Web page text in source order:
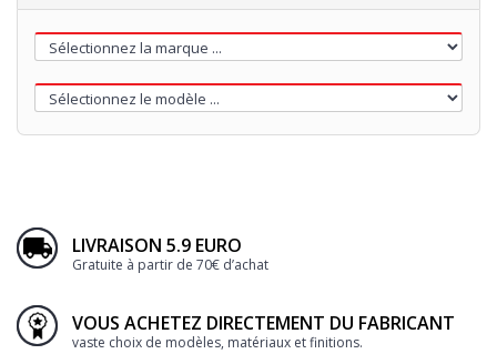
LIVRAISON 5.9 EURO
Gratuite à partir de 70€ d’achat
VOUS ACHETEZ DIRECTEMENT DU FABRICANT
vaste choix de modèles, matériaux et finitions.